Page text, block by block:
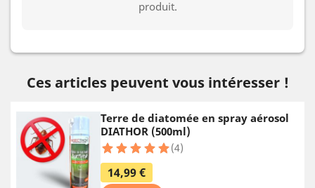
produit.
Ces articles peuvent vous intéresser !
Terre de diatomée en spray aérosol
DIATHOR (500ml)
(4)
14,99 €